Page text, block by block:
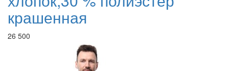
крашенная
26 500